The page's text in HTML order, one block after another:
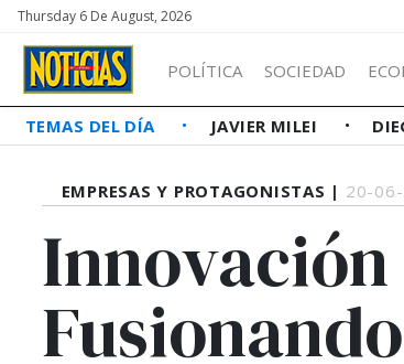
Thursday 6 De August, 2026
POLÍTICA SOCIEDAD
TEMAS DEL DÍA JAVIER MILEI
EMPRESAS Y PROTAGONISTAS | 20-